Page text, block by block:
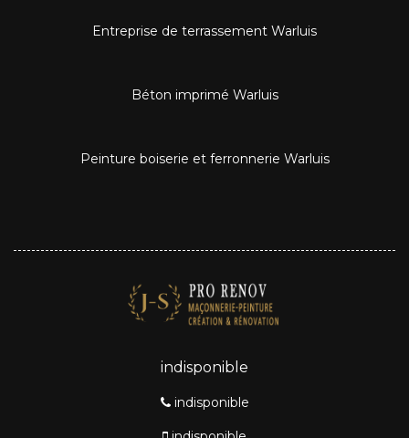
Entreprise de terrassement Warluis
Béton imprimé Warluis
Peinture boiserie et ferronnerie Warluis
indisponible
indisponible